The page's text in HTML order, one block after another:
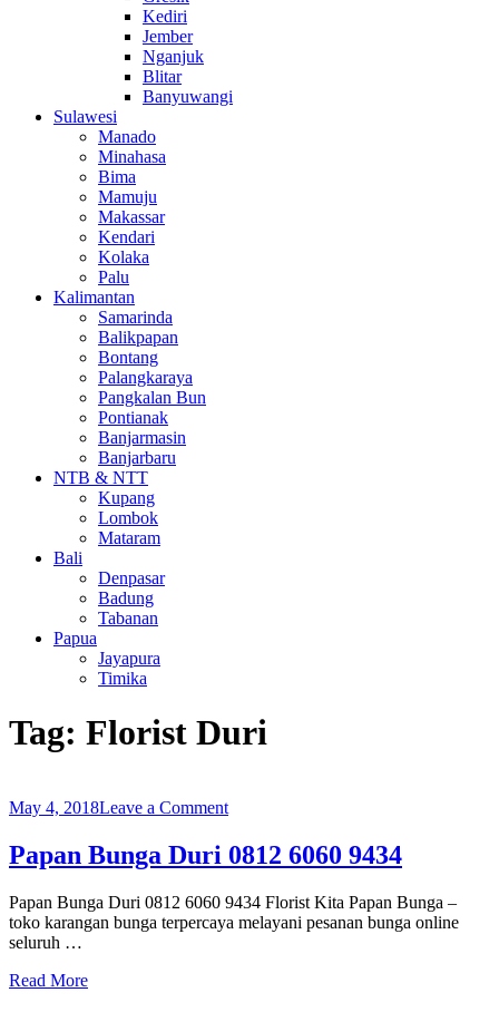
Kediri
Jember
Nganjuk
Blitar
Banyuwangi
Sulawesi
Manado
Minahasa
Bima
Mamuju
Makassar
Kendari
Kolaka
Palu
Kalimantan
Samarinda
Balikpapan
Bontang
Palangkaraya
Pangkalan Bun
Pontianak
Banjarmasin
Banjarbaru
NTB & NTT
Kupang
Lombok
Mataram
Bali
Denpasar
Badung
Tabanan
Papua
Jayapura
Timika
Tag: Florist Duri
May 4, 2018Leave a Commenton
Bunga
Duri
6060
9434
Papan Bunga Duri 0812 6060 9434
Papan Bunga Duri 0812 6060 9434 Florist Kita Papan Bunga –
toko karangan bunga terpercaya melayani pesanan bunga online
seluruh …
Read More